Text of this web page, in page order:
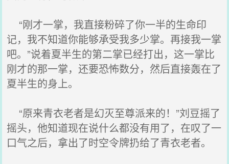
“刚才一掌，我直接粉碎了你一半的生命印
记，我不知道你能够承受我多少掌。再接我一掌
吧。”说着夏半生的第二掌已经打出，这一掌比
刚才的那一掌，还要恐怖数分，然后直接轰在了
夏半生的身上。
“原来青衣老者是幻灭至尊派来的！”刘豆摇了
摇头，他知道现在说什么都没有用了，在叹了一
口气之后，拿出了时空令牌扔给了青衣老者。